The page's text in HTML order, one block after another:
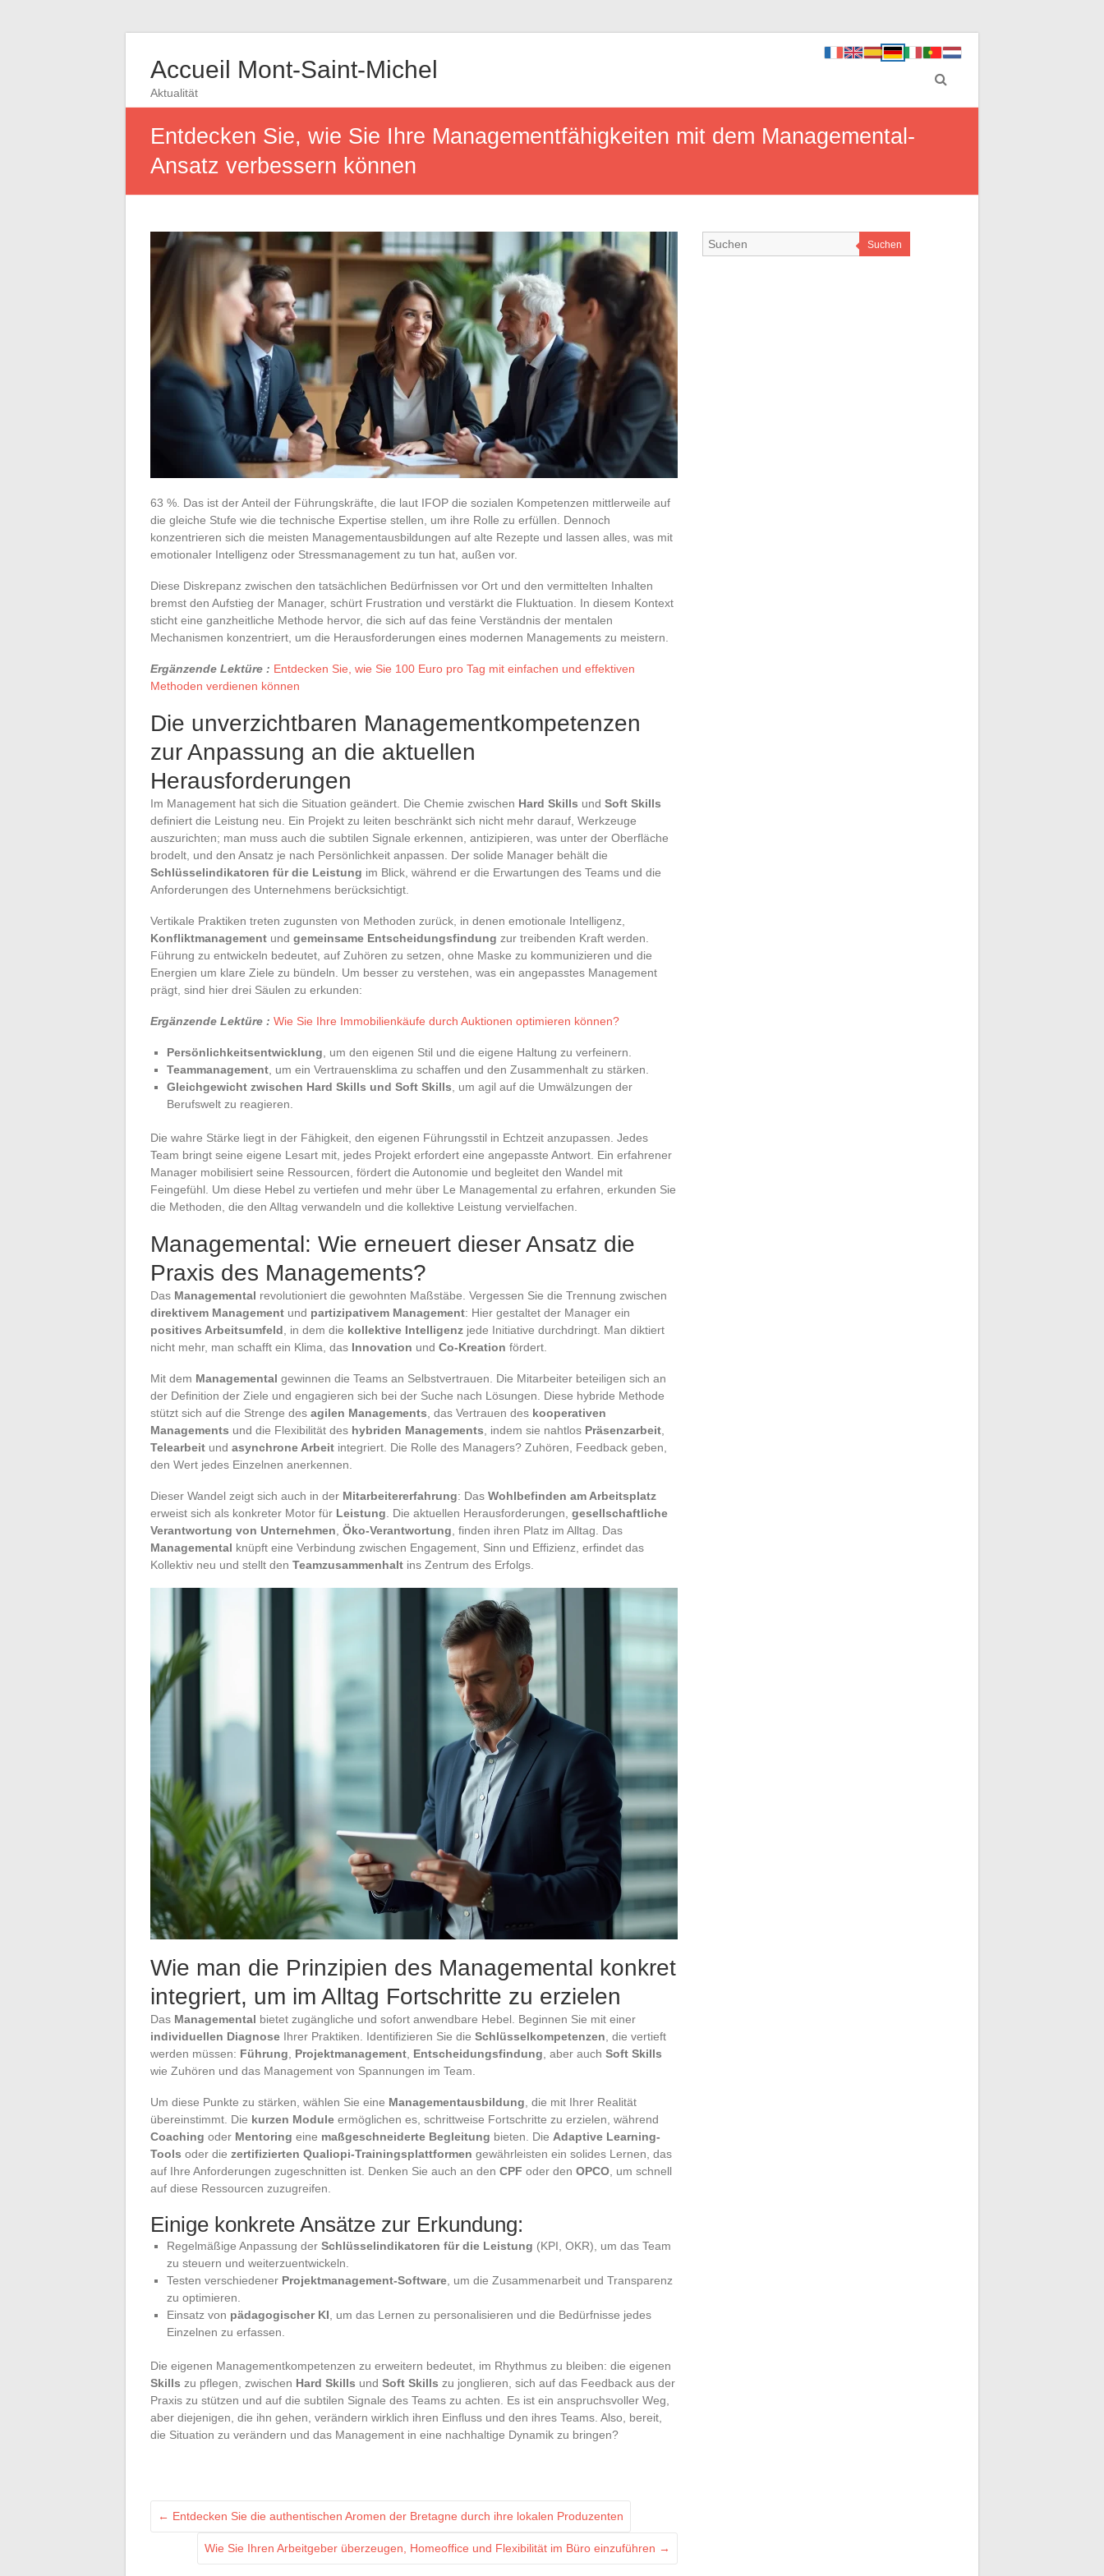
Accueil Mont-Saint-Michel
Aktualität
Entdecken Sie, wie Sie Ihre Managementfähigkeiten mit dem Managemental-
Ansatz verbessern können
63 %. Das ist der Anteil der Führungskräfte, die laut IFOP die sozialen Kompetenzen mittlerweile auf
die gleiche Stufe wie die technische Expertise stellen, um ihre Rolle zu erfüllen. Dennoch
konzentrieren sich die meisten Managementausbildungen auf alte Rezepte und lassen alles, was mit
emotionaler Intelligenz oder Stressmanagement zu tun hat, außen vor.
Diese Diskrepanz zwischen den tatsächlichen Bedürfnissen vor Ort und den vermittelten Inhalten
bremst den Aufstieg der Manager, schürt Frustration und verstärkt die Fluktuation. In diesem Kontext
sticht eine ganzheitliche Methode hervor, die sich auf das feine Verständnis der mentalen
Mechanismen konzentriert, um die Herausforderungen eines modernen Managements zu meistern.
Ergänzende Lektüre : Entdecken Sie, wie Sie 100 Euro pro Tag mit einfachen und effektiven
Methoden verdienen können
Die unverzichtbaren Managementkompetenzen
zur Anpassung an die aktuellen
Herausforderungen
Im Management hat sich die Situation geändert. Die Chemie zwischen Hard Skills und Soft Skills
definiert die Leistung neu. Ein Projekt zu leiten beschränkt sich nicht mehr darauf, Werkzeuge
auszurichten; man muss auch die subtilen Signale erkennen, antizipieren, was unter der Oberfläche
brodelt, und den Ansatz je nach Persönlichkeit anpassen. Der solide Manager behält die
Schlüsselindikatoren für die Leistung im Blick, während er die Erwartungen des Teams und die
Anforderungen des Unternehmens berücksichtigt.
Vertikale Praktiken treten zugunsten von Methoden zurück, in denen emotionale Intelligenz,
Konfliktmanagement und gemeinsame Entscheidungsfindung zur treibenden Kraft werden.
Führung zu entwickeln bedeutet, auf Zuhören zu setzen, ohne Maske zu kommunizieren und die
Energien um klare Ziele zu bündeln. Um besser zu verstehen, was ein angepasstes Management
prägt, sind hier drei Säulen zu erkunden:
Ergänzende Lektüre : Wie Sie Ihre Immobilienkäufe durch Auktionen optimieren können?
Persönlichkeitsentwicklung , um den eigenen Stil und die eigene Haltung zu verfeinern.
Teammanagement , um ein Vertrauensklima zu schaffen und den Zusammenhalt zu stärken.
Gleichgewicht zwischen Hard Skills und Soft Skills , um agil auf die Umwälzungen der
Berufswelt zu reagieren.
Die wahre Stärke liegt in der Fähigkeit, den eigenen Führungsstil in Echtzeit anzupassen. Jedes
Team bringt seine eigene Lesart mit, jedes Projekt erfordert eine angepasste Antwort. Ein erfahrener
Manager mobilisiert seine Ressourcen, fördert die Autonomie und begleitet den Wandel mit
Feingefühl. Um diese Hebel zu vertiefen und mehr über Le Managemental zu erfahren, erkunden Sie
die Methoden, die den Alltag verwandeln und die kollektive Leistung vervielfachen.
Managemental: Wie erneuert dieser Ansatz die
Praxis des Managements?
Das Managemental revolutioniert die gewohnten Maßstäbe. Vergessen Sie die Trennung zwischen
direktivem Management und partizipativem Management: Hier gestaltet der Manager ein
positives Arbeitsumfeld , in dem die kollektive Intelligenz jede Initiative durchdringt. Man diktiert
nicht mehr, man schafft ein Klima, das Innovation und Co-Kreation fördert.
Mit dem Managemental gewinnen die Teams an Selbstvertrauen. Die Mitarbeiter beteiligen sich an
der Definition der Ziele und engagieren sich bei der Suche nach Lösungen. Diese hybride Methode
stützt sich auf die Strenge des agilen Managements , das Vertrauen des kooperativen
Managements und die Flexibilität des hybriden Managements , indem sie nahtlos Präsenzarbeit
Telearbeit und asynchrone Arbeit integriert. Die Rolle des Managers? Zuhören, Feedback geben,
den Wert jedes Einzelnen anerkennen.
Dieser Wandel zeigt sich auch in der Mitarbeitererfahrung: Das Wohlbefinden am Arbeitsplatz
erweist sich als konkreter Motor für Leistung . Die aktuellen Herausforderungen, gesellschaftliche
Verantwortung von Unternehmen Öko-Verantwortung , finden ihren Platz im Alltag. Das
Managemental knüpft eine Verbindung zwischen Engagement, Sinn und Effizienz, erfindet das
Kollektiv neu und stellt den Teamzusammenhalt ins Zentrum des Erfolgs.
Wie man die Prinzipien des Managemental konkret
integriert, um im Alltag Fortschritte zu erzielen
Das Managemental bietet zugängliche und sofort anwendbare Hebel. Beginnen Sie mit einer
individuellen Diagnose Ihrer Praktiken. Identifizieren Sie die Schlüsselkompetenzen , die vertieft
werden müssen: Führung Projektmanagement Entscheidungsfindung , aber auch Soft Skills
wie Zuhören und das Management von Spannungen im Team.
Um diese Punkte zu stärken, wählen Sie eine Managementausbildung , die mit Ihrer Realität
übereinstimmt. Die kurzen Module ermöglichen es, schrittweise Fortschritte zu erzielen, während
Coaching oder Mentoring eine maßgeschneiderte Begleitung bieten. Die Adaptive Learning-
Tools oder die zertifizierten Qualiopi-Trainingsplattformen gewährleisten ein solides Lernen, das
auf Ihre Anforderungen zugeschnitten ist. Denken Sie auch an den CPF oder den OPCO , um schnell
auf diese Ressourcen zuzugreifen.
Einige konkrete Ansätze zur Erkundung:
Regelmäßige Anpassung der Schlüsselindikatoren für die Leistung (KPI, OKR), um das Team
zu steuern und weiterzuentwickeln.
Testen verschiedener Projektmanagement-Software , um die Zusammenarbeit und Transparenz
zu optimieren.
Einsatz von pädagogischer KI , um das Lernen zu personalisieren und die Bedürfnisse jedes
Einzelnen zu erfassen.
Die eigenen Managementkompetenzen zu erweitern bedeutet, im Rhythmus zu bleiben: die eigenen
Skills zu pflegen, zwischen Hard Skills und Soft Skills zu jonglieren, sich auf das Feedback aus der
Praxis zu stützen und auf die subtilen Signale des Teams zu achten. Es ist ein anspruchsvoller Weg,
aber diejenigen, die ihn gehen, verändern wirklich ihren Einfluss und den ihres Teams. Also, bereit,
die Situation zu verändern und das Management in eine nachhaltige Dynamik zu bringen?
← Entdecken Sie die authentischen Aromen der Bretagne durch ihre lokalen Produzenten
Wie Sie Ihren Arbeitgeber überzeugen, Homeoffice und Flexibilität im Büro einzuführen →
Suchen